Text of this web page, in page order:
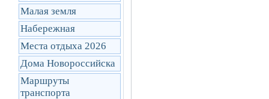
Малая земля
Набережная
Места отдыха 2026
Дома Новороссийска
Маршруты
транcпорта